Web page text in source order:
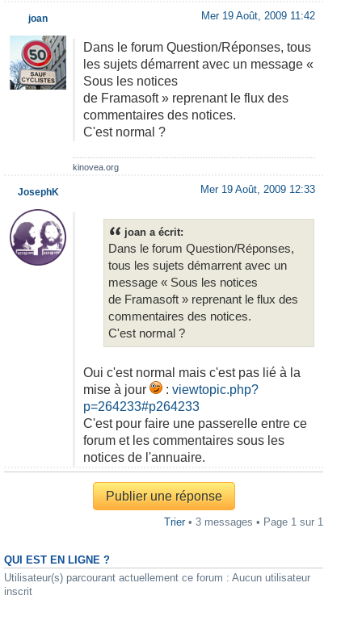
Mer 19 Août, 2009 11:42
Dans le forum Question/Réponses, tous
les sujets démarrent avec un message «
Sous les notices
de Framasoft » reprenant le flux des
commentaires des notices.
C'est normal ?
kinovea.org
joan
Mer 19 Août, 2009 12:33
joan a écrit:
Dans le forum Question/Réponses,
tous les sujets démarrent avec un
message « Sous les notices
de Framasoft » reprenant le flux des
commentaires des notices.
C'est normal ?
Oui c'est normal mais c'est pas lié à la
mise à jour
: viewtopic.php?
p=264233#p264233
C'est pour faire une passerelle entre ce
forum et les commentaires sous les
notices de l'annuaire.
JosephK
Publier une réponse
Trier• 3 messages • Page 1 sur 1
QUI EST EN LIGNE ?
Utilisateur(s) parcourant actuellement ce forum : Aucun utilisateur
inscrit